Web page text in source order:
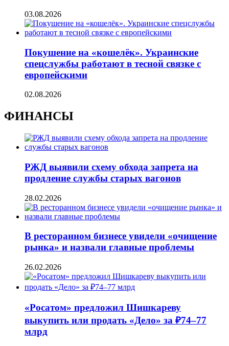
03.08.2026
Покушение на «кошелёк». Украинские
спецслужбы работают в тесной связке с
европейскими
02.08.2026
ФИНАНСЫ
РЖД выявили схему обхода запрета на
продление службы старых вагонов
28.02.2026
В ресторанном бизнесе увидели «очищение
рынка» и назвали главные проблемы
26.02.2026
«Росатом» предложил Шишкареву
выкупить или продать «Дело» за ₽74–77
млрд